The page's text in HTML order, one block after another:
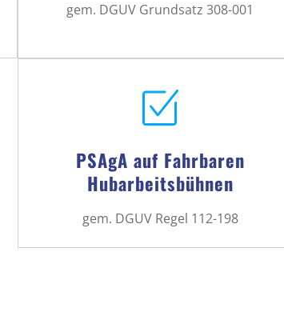
gem. DGUV Grundsatz 308-001
PSAgA auf Fahrbaren
Hubarbeitsbühnen
gem. DGUV Regel 112-198